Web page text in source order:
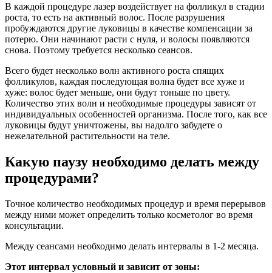
В каждой процедуре лазер воздействует на фолликул в стадии
роста, то есть на активный волос. После разрушения
пробуждаются другие луковицы в качестве компенсации за
потерю. Они начинают расти с нуля, и волосы появляются
снова. Поэтому требуется несколько сеансов.
Всего будет несколько волн активного роста спящих
фолликулов, каждая последующая волна будет все хуже и
хуже: волос будет меньше, они будут тоньше по цвету.
Количество этих волн и необходимые процедуры зависят от
индивидуальных особенностей организма. После того, как все
луковицы будут уничтожены, вы надолго забудете о
нежелательной растительности на теле.
Какую паузу необходимо делать между
процедурами?
Точное количество необходимых процедур и время перерывов
между ними может определить только косметолог во время
консультации.
Между сеансами необходимо делать интервалы в 1-2 месяца.
Этот интервал условный и зависит от зоны: